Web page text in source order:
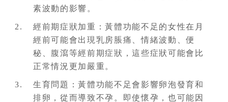
素波動的影響。
經前期症狀加重：黃體功能不足的女性在月
經前可能會出現乳房脹痛、情緒波動、便
秘、腹瀉等經前期症狀，這些症狀可能會比
正常情況更加嚴重。
生育問題：黃體功能不足會影響卵泡發育和
排卵，從而導致不孕。即使懷孕，也可能因